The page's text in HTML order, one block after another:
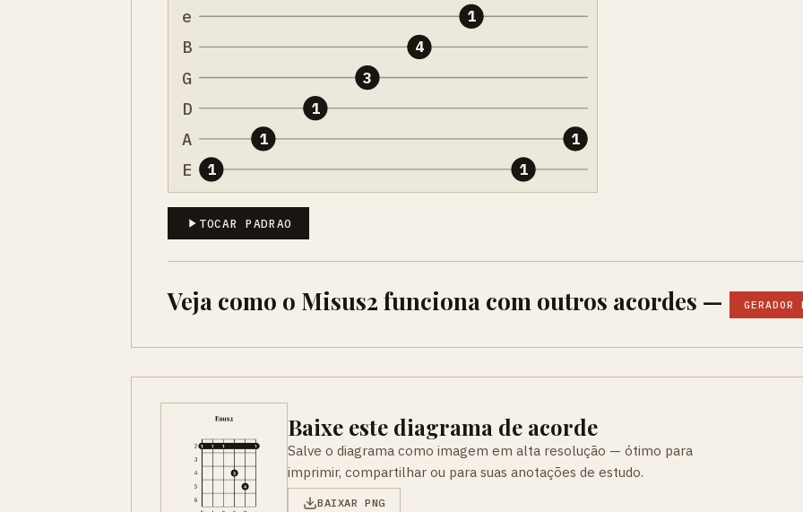
e
B
G
D
A
E 1
1
1
3
4
1
1
1
TOCAR PADRAO
Veja como o Misus2 funciona com outros acordes — GERADOR
Baixe este diagrama de acorde
Salve o diagrama como imagem em alta resolução — ótimo para
imprimir, compartilhar ou para suas anotações de estudo.
BAIXAR PNG